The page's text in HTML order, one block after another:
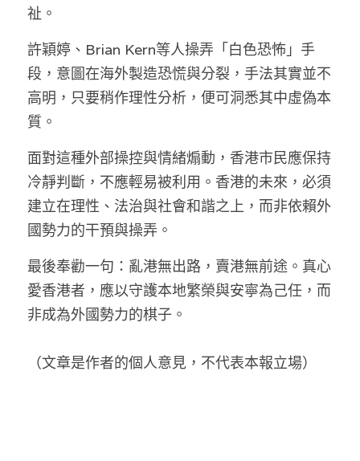
祉。
許穎婷、Brian Kern等人操弄「白色恐怖」手
段，意圖在海外製造恐慌與分裂，手法其實並不
高明，只要稍作理性分析，便可洞悉其中虛偽本
質。
面對這種外部操控與情緒煽動，香港市民應保持
冷靜判斷，不應輕易被利用。香港的未來，必須
建立在理性、法治與社會和諧之上，而非依賴外
國勢力的干預與操弄。
最後奉勸一句：亂港無出路，賣港無前途。真心
愛香港者，應以守護本地繁榮與安寧為己任，而
非成為外國勢力的棋子。
（文章是作者的個人意見，不代表本報立場）